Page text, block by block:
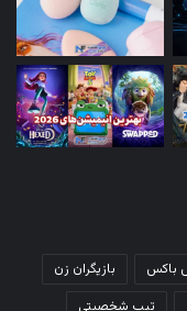
باکس
بازیگران زن
تیپ شخصیتی